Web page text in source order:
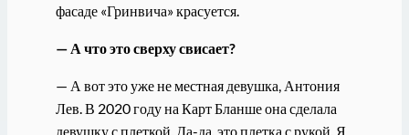
фасаде «Гринвича» красуется.
— А что это сверху свисает?
— А вот это уже не местная девушка, Антония
Лев. В 2020 году на Карт Бланше она сделала
девушку с плеткой. Да-да, это плетка с рукой. Я